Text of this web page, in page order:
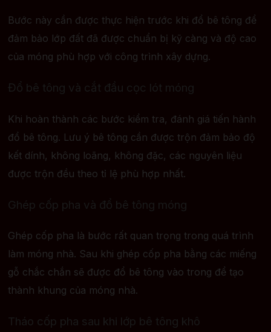
Bước này cần được thực hiện trước khi đổ bê tông để
đảm bảo lớp đất đã được chuẩn bị kỹ càng và độ cao
của móng phù hợp với công trình xây dựng.
Đổ bê tông và cắt đầu cọc lót móng
Khi hoàn thành các bước kiểm tra, đánh giá tiến hành
đổ bê tông. Lưu ý bê tông cần được trộn đảm bảo độ
kết dính, không loãng, không đặc, các nguyên liệu
được trộn đều theo tỉ lệ phù hợp nhất.
Ghép cốp pha và đổ bê tông móng
Ghép cốp pha là bước rất quan trọng trong quá trình
làm móng nhà. Sau khi ghép cốp pha bằng các miếng
gỗ chắc chắn sẽ được đổ bê tông vào trong để tạo
thành khung của móng nhà.
Tháo cốp pha sau khi lớp bê tông khô